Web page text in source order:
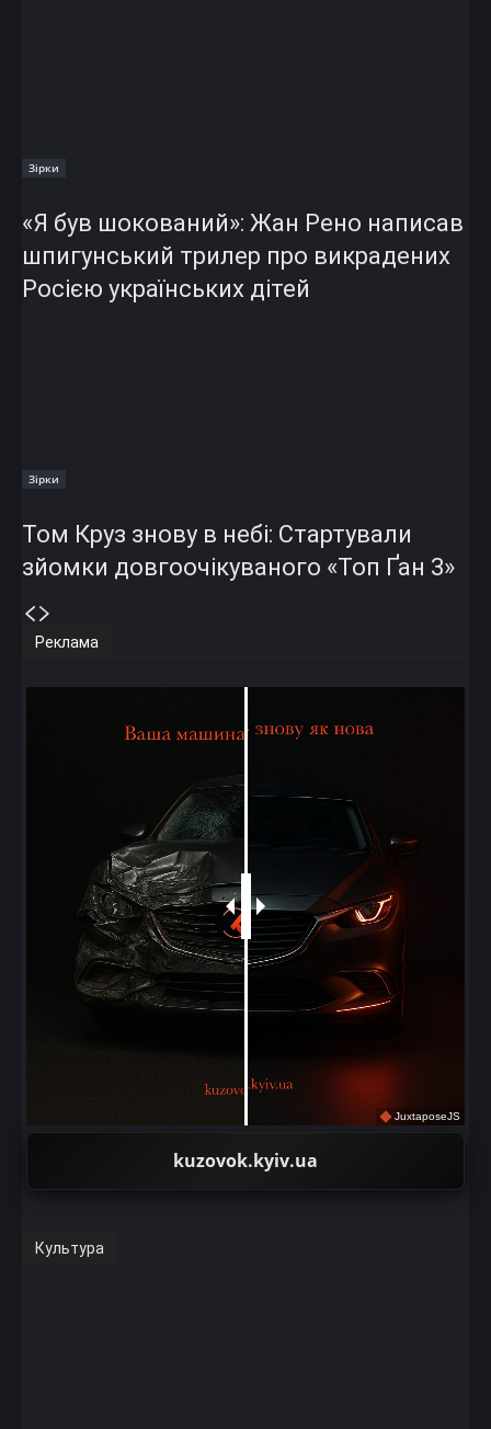
Зірки
«Я був шокований»: Жан Рено написав
шпигунський трилер про викрадених
Росією українських дітей
Зірки
Том Круз знову в небі: Стартували
зйомки довгоочікуваного «Топ Ґан 3»
Реклама
JuxtaposeJS
kuzovok.kyiv.ua
Культура